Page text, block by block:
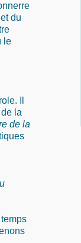
du
le
Il
la
de la